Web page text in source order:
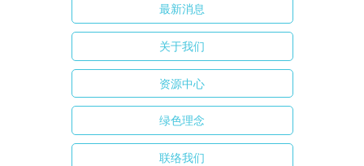
最新消息
关于我们
资源中心
绿色理念
联络我们